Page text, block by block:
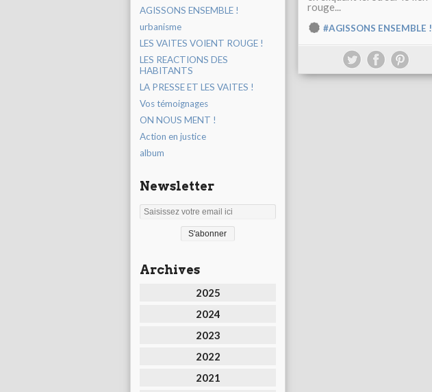
AGISSONS ENSEMBLE !
urbanisme
LES VAITES VOIENT ROUGE !
LES REACTIONS DES
HABITANTS
LA PRESSE ET LES VAITES !
Vos témoignages
ON NOUS MENT !
Action en justice
album
Newsletter
Archives
2025
2024
2023
2022
2021
rouge...
#AGISSONS ENSEMBLE !